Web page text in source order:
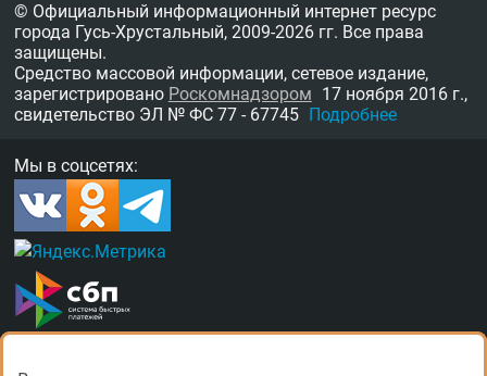
© Официальный информационный интернет ресурс
города Гусь-Хрустальный, 2009-2026 гг. Все права
защищены.
Средство массовой информации, сетевое издание,
зарегистрировано Роскомнадзором 17 ноября 2016 г.,
свидетельство ЭЛ № ФС 77 - 67745 Подробнее
Мы в соцсетях: